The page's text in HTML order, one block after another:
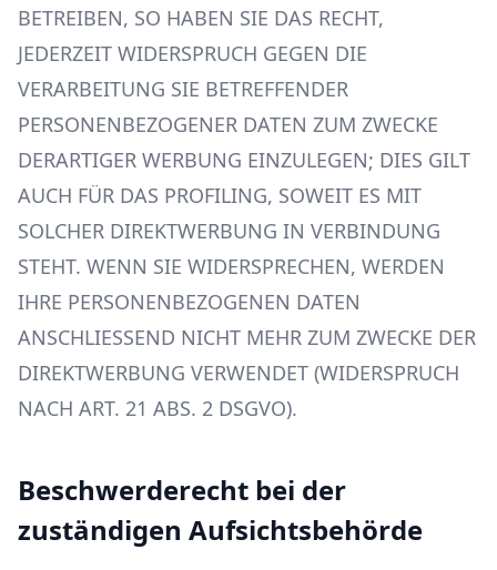
BETREIBEN, SO HABEN SIE DAS RECHT,
JEDERZEIT WIDERSPRUCH GEGEN DIE
VERARBEITUNG SIE BETREFFENDER
PERSONENBEZOGENER DATEN ZUM ZWECKE
DERARTIGER WERBUNG EINZULEGEN; DIES GILT
AUCH FÜR DAS PROFILING, SOWEIT ES MIT
SOLCHER DIREKTWERBUNG IN VERBINDUNG
STEHT. WENN SIE WIDERSPRECHEN, WERDEN
IHRE PERSONENBEZOGENEN DATEN
ANSCHLIESSEND NICHT MEHR ZUM ZWECKE DER
DIREKTWERBUNG VERWENDET (WIDERSPRUCH
NACH ART. 21 ABS. 2 DSGVO).
Beschwerde­recht bei der
zuständigen Aufsichts­behörde